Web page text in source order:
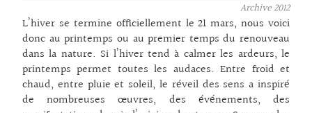
Archive2012
L’hiver se termine officiellement le 21 mars, nous voici
donc au printemps ou au premier temps du renouveau
dans la nature. Si l’hiver tend à calmer les ardeurs, le
printemps permet toutes les audaces. Entre froid et
chaud, entre pluie et soleil, le réveil des sens a inspiré
de nombreuses œuvres, des événements, des